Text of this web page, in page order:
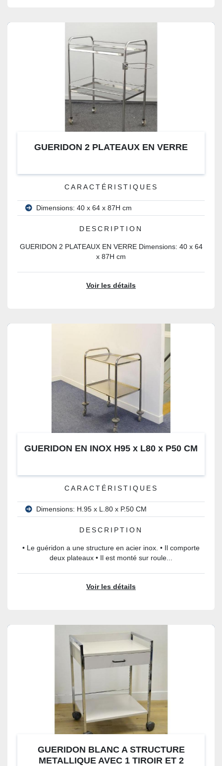
GUERIDON 2 PLATEAUX EN VERRE
CARACTÉRISTIQUES
Dimensions: 40 x 64 x 87H cm
DESCRIPTION
GUERIDON 2 PLATEAUX EN VERRE Dimensions: 40 x 64
x 87H cm
Voir les détails
GUERIDON EN INOX H95 x L80 x P50 CM
CARACTÉRISTIQUES
Dimensions: H.95 x L.80 x P.50 CM
DESCRIPTION
• Le guéridon a une structure en acier inox. • Il comporte
deux plateaux • Il est monté sur roule...
Voir les détails
GUERIDON BLANC A STRUCTURE
METALLIQUE AVEC 1 TIROIR ET 2